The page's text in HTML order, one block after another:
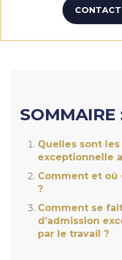
SOMMAIRE
Quelles sont
exceptionnelle
Comment et
?
Comment se
d’admission
par le travail ?